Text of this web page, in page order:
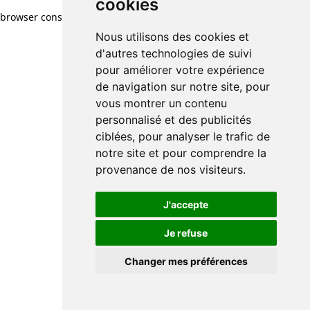
cookies
Nous utilisons des cookies et
d'autres technologies de suivi
pour améliorer votre expérience
de navigation sur notre site, pour
vous montrer un contenu
personnalisé et des publicités
ciblées, pour analyser le trafic de
notre site et pour comprendre la
provenance de nos visiteurs.
J'accepte
Je refuse
Changer mes préférences
browser console for more information)